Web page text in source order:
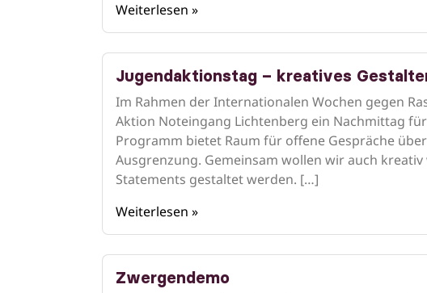
Weiterlesen »
Jugendaktionstag – kreatives
Im Rahmen der Internationalen Wochen gegen
Aktion Noteingang Lichtenberg ein Nachmittag
Programm bietet Raum für offene Gespräche
Ausgrenzung. Gemeinsam wollen wir auch
Statements gestaltet werden. […]
Weiterlesen »
Zwergendemo